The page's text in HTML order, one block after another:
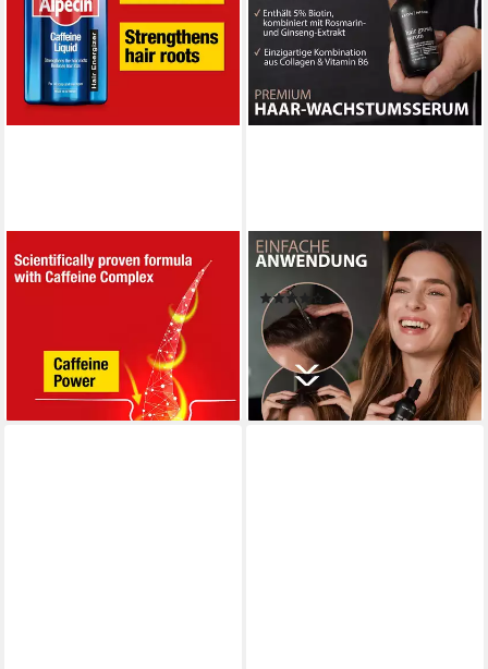
ALPECIN
Haarwasser Alpecin Coffein-
Liquid, Hair Energizer, 1-tlg.
lieferbar - in 6-7 Werktagen bei dir
LEON MIGUEL
Haarserum hair growth serum
(21)
29,95 €
(49,92 €/ 100 ml)
lieferbar - in 5-6 Werktagen bei dir